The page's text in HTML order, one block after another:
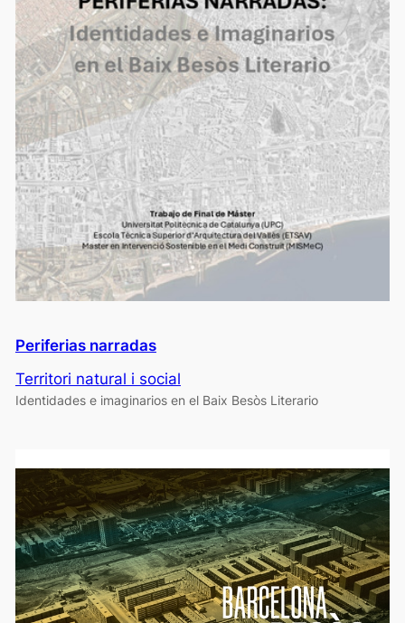
Periferias narradas
Territori natural i social
Identidades e imaginarios en el Baix Besòs Literario